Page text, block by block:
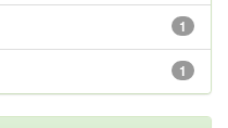
1
1